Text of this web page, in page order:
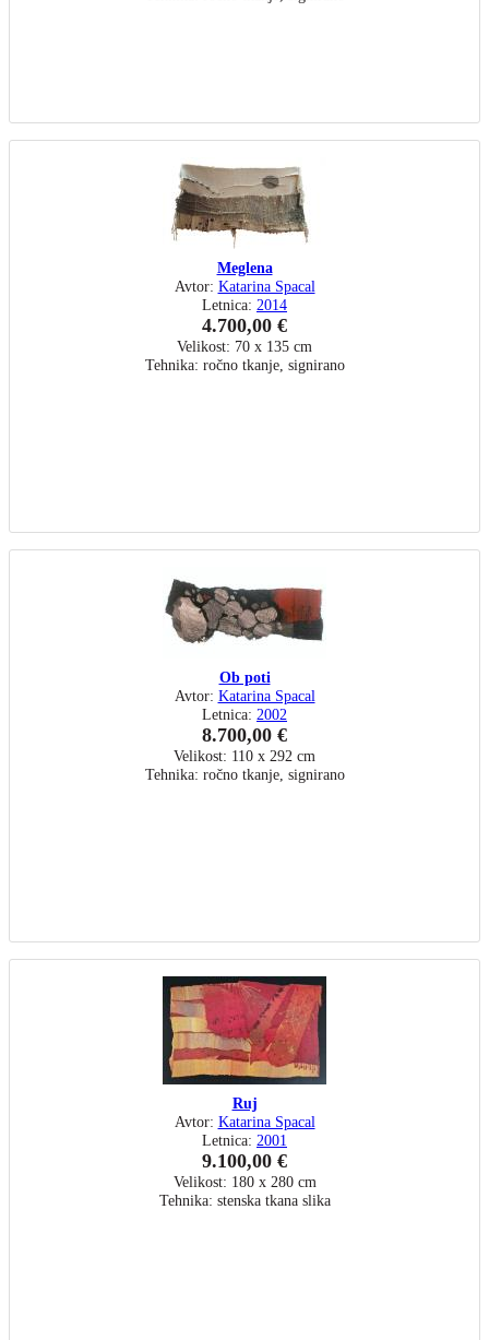
Meglena
Avtor: Katarina Spacal
Letnica: 2014
4.700,00 €
Velikost: 70 x 135 cm
Tehnika: ročno tkanje, signirano
Ob poti
Avtor: Katarina Spacal
Letnica: 2002
8.700,00 €
Velikost: 110 x 292 cm
Tehnika: ročno tkanje, signirano
Ruj
Avtor: Katarina Spacal
Letnica: 2001
9.100,00 €
Velikost: 180 x 280 cm
Tehnika: stenska tkana slika